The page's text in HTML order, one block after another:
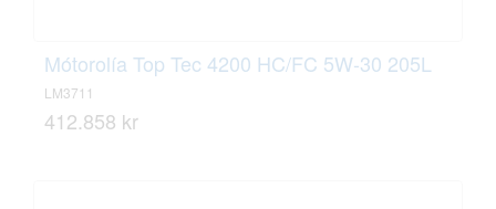
Mótorolía Top Tec 4200 HC/FC 5W-30 205L
LM3711
412.858 kr